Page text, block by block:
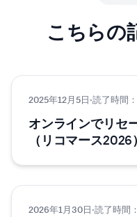
こちらの
EC
2025年12月5日·読了時間
オンラインでリセ
（リコマース2026）
EC・ネットショップ
2026年1月30日·読了時間